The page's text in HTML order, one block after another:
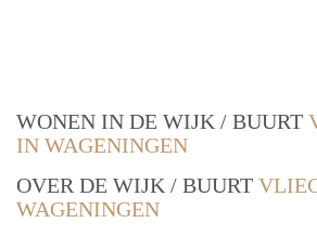
WONEN IN DE WIJK / BUURT
IN WAGENINGEN
OVER DE WIJK / BUURT
WAGENINGEN